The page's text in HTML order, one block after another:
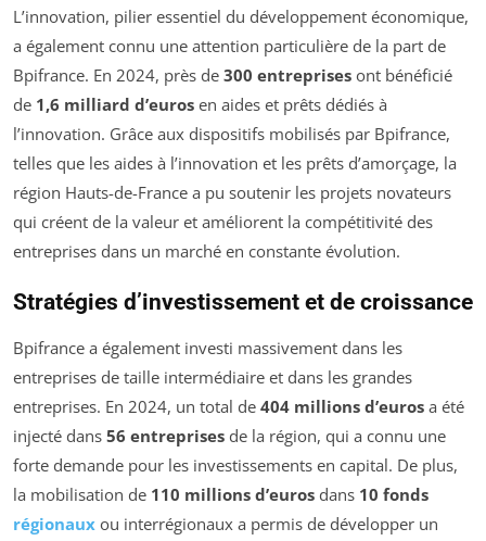
L’innovation, pilier essentiel du développement économique,
a également connu une attention particulière de la part de
Bpifrance. En 2024, près de 300 entreprises ont bénéficié
de 1,6 milliard d’euros en aides et prêts dédiés à
l’innovation. Grâce aux dispositifs mobilisés par Bpifrance,
telles que les aides à l’innovation et les prêts d’amorçage, la
région Hauts-de-France a pu soutenir les projets novateurs
qui créent de la valeur et améliorent la compétitivité des
entreprises dans un marché en constante évolution.
Stratégies d’investissement et de croissance
Bpifrance a également investi massivement dans les
entreprises de taille intermédiaire et dans les grandes
entreprises. En 2024, un total de 404 millions d’euros a été
injecté dans 56 entreprises de la région, qui a connu une
forte demande pour les investissements en capital. De plus,
la mobilisation de 110 millions d’euros dans 10 fonds
régionaux ou interrégionaux a permis de développer un